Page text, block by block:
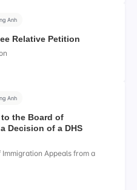
Anh
Relative Petition
Anh
to the Board of
Decision of a DHS
Appeals from a